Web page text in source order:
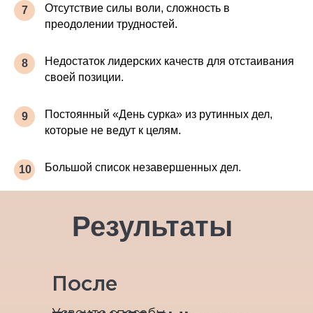
7
Отсутствие силы воли, сложность в
преодолении трудностей.
8
Недостаток лидерских качеств для отстаивания
своей позиции.
9
Постоянный «День сурка» из рутинных дел,
которые не ведут к целям.
10 Большой список незавершенных дел.
Результаты
После